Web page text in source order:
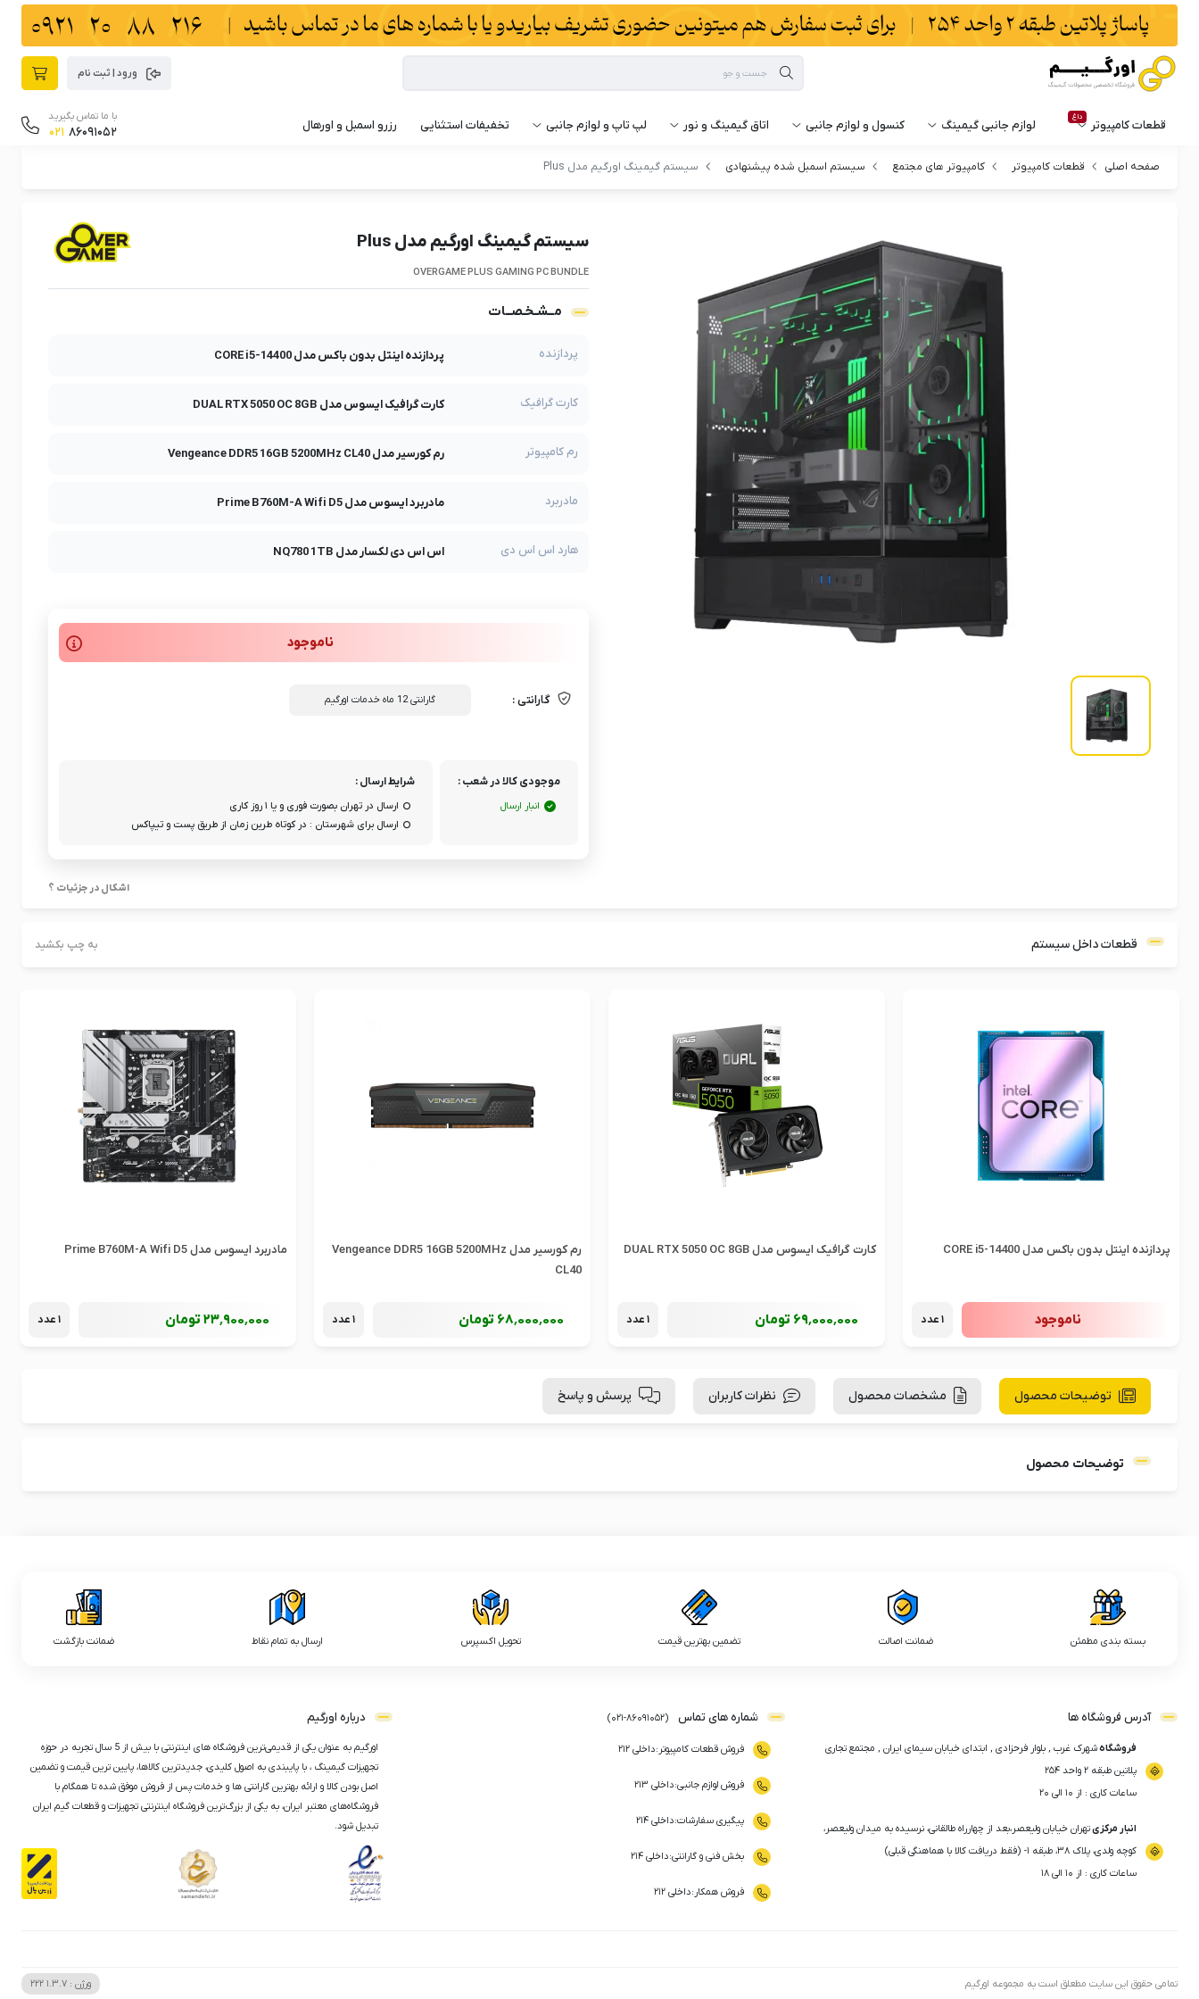
ورود | ثبت نام
قطعات کامپیوتر
داغ
لوازم جانبی گیمینگ کنسول و لوازم جانبی اتاق گیمینگ و نور لپ تاپ و لوازم جانبی تخفیفات استثنایی رزرو اسمبل و اورهال
با ما تماس بگیرید
021 86091052
صفحه اصلی قطعات کامپیوتر کامپیوتر های مجتمع سیستم اسمبل شده پیشنهادی سیستم گیمینگ اورگیم مدل Plus
سیستم گیمینگ اورگیم مدل Plus
OVERGAME PLUS GAMING PC BUNDLE
مــشـخـصــات
پردازنده پردازنده اینتل بدون باکس مدل CORE i5-14400
کارت گرافیک کارت گرافیک ایسوس مدل DUAL RTX 5050 OC 8GB
رم کامپیوتر رم کورسیر مدل Vengeance DDR5 16GB 5200MHz CL40
مادربرد مادربرد ایسوس مدل Prime B760M-A Wifi D5
هارد اس اس دی اس اس دی لکسار مدل NQ780 1TB
ناموجود
گارانتی : گارانتی 12 ماه خدمات اورگیم
موجودی کالا در شعب :
انبار ارسال
شرایط ارسال :
ارسال در تهران بصورت فوری و یا ۱ روز کاری
ارسال برای شهرستان : در کوتاه طرین زمان از طریق پست و تیپاکس
اشکال در جزئیات ؟
قطعات داخل سیستم به چپ بکشید
پردازنده اینتل بدون باکس مدل CORE i5-14400
ناموجود 1 عدد
کارت گرافیک ایسوس مدل DUAL RTX 5050 OC 8GB
69٬000٬000 تومان 1 عدد
رم کورسیر مدل Vengeance DDR5 16GB 5200MHz
CL40
68٬000٬000 تومان 1 عدد
مادربرد ایسوس مدل Prime B760M-A Wifi D5
23٬900٬000تومان 1 عدد
توضیحات محصول مشخصات محصول نظرات کاربران پرسش و پاسخ
توضیحات محصول
بسته بندی مطمئن ضمانت اصالت تضمین بهترین قیمت تحویل اکسپرس ارسال به تمام نقاط ضمانت بازگشت
آدرس فروشگاه ها
فروشگاهشهرک غرب , بلوار فرحزادی , ابتدای خیابان سیمای ایران , مجتمع تجاری
پلاتین طبقه ۲ واحد ۲۵۴
ساعات کاری : از ۱۰ الی ۲۰
انبار مرکزیتهران خیابان ولیعصر،بعد از چهارراه طالقانی، نرسیده به میدان ولیعصر،
کوچه ولدی، پلاک ۳۸، طبقه ۱- (فقط دریافت کالا با هماهنگی قبلی)
ساعات کاری : از ۱۰ الی ۱۸
شماره های تماس (
021-86091052
)
فروش قطعات کامپیوتر :داخلی ۲۱۲
فروش لوازم جانبی:داخلی ۲۱۳
پیگیری سفارشات:داخلی ۲۱۴
بخش فنی و گارانتی:داخلی ۲۱۴
فروش همکار :داخلی ۲۱۲
درباره اورگیم
اورگیم به عنوان یکی از قدیمی‌ترین فروشگاه های اینترنتی با بیش از 5 سال تجربه در حوزه
تجهیزات گیمینگ ، با پایبندی به اصول کلیدی، جدیدترین کالاها، پایین ترین قیمت و تضمین
اصل‌ بودن کالا و ارائه بهترین گارانتی ها و خدمات پس از فروش موفق شده تا همگام با
فروشگاه‌های معتبر ایران، به یکی از بزرگ‌ترین فروشگاه اینترنتی تجهیزات و قطعات گیم ایران
تبدیل شود.
تمامی حقوق این سایت مطعلق است به مجموعه اورگیم ورژن : 1.3.7